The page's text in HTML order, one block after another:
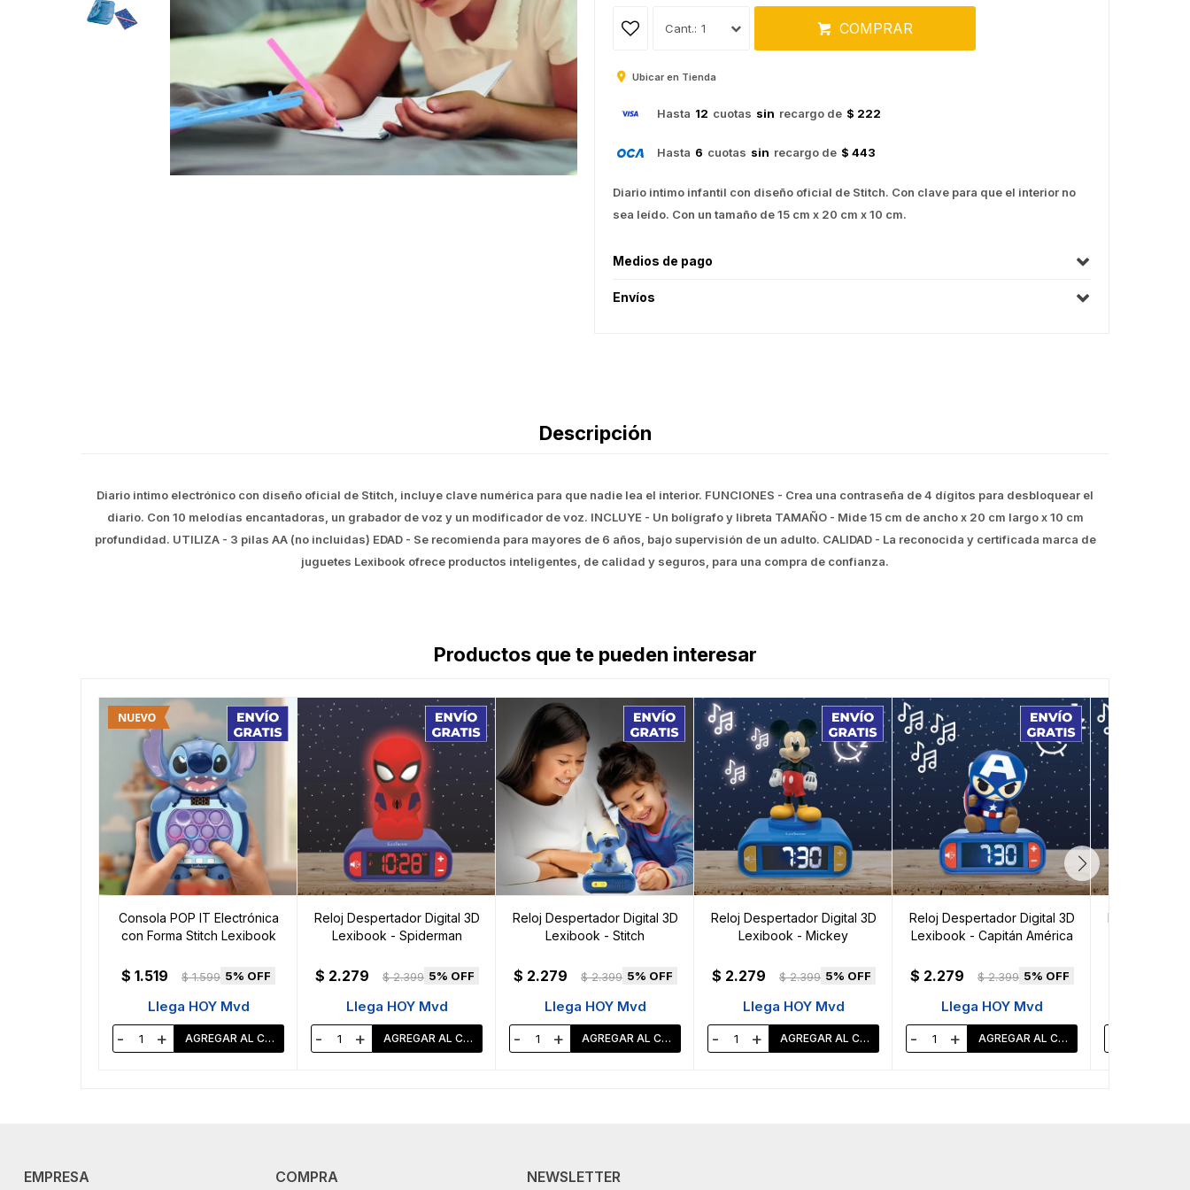
1 COMPRAR
Ubicar en Tienda
Hasta 12 cuotas sin recargo de $ 222
Hasta 6 cuotas sin recargo de $ 443
Diario intimo infantil con diseño oficial de Stitch. Con clave para que el interior no
sea leído. Con un tamaño de 15 cm x 20 cm x 10 cm.
Medios de pago
Envíos
Descripción
Diario intimo electrónico con diseño oficial de Stitch, incluye clave numérica para que nadie lea el interior. FUNCIONES - Crea una contraseña de 4 dígitos para desbloquear el
diario. Con 10 melodías encantadoras, un grabador de voz y un modificador de voz. INCLUYE - Un bolígrafo y libreta TAMAÑO - Mide 15 cm de ancho x 20 cm largo x 10 cm
profundidad. UTILIZA - 3 pilas AA (no incluidas) EDAD - Se recomienda para mayores de 6 años, bajo supervisión de un adulto. CALIDAD - La reconocida y certificada marca de
juguetes Lexibook ofrece productos inteligentes, de calidad y seguros, para una compra de confianza.
Productos que te pueden interesar
Consola POP IT Electrónica
con Forma Stitch Lexibook
$ 1.519 $ 1.599 5
Llega HOY Mvd
- +
Reloj Despertador Digital 3D
Lexibook - Spiderman
$ 2.279 $ 2.399 5
Llega HOY Mvd
- +
Reloj Despertador Digital 3D
Lexibook - Stitch
$ 2.279 $ 2.399 5
Llega HOY Mvd
- +
Reloj Despertador Digital 3D
Lexibook - Mickey
$ 2.279 $ 2.399 5
Llega HOY Mvd
- +
Reloj Despertador Digital 3D
Lexibook - Capitán América
$ 2.279 $ 2.399 5
Llega HOY Mvd
- +
Reloj
EMPRESA COMPRA NEWSLETTER